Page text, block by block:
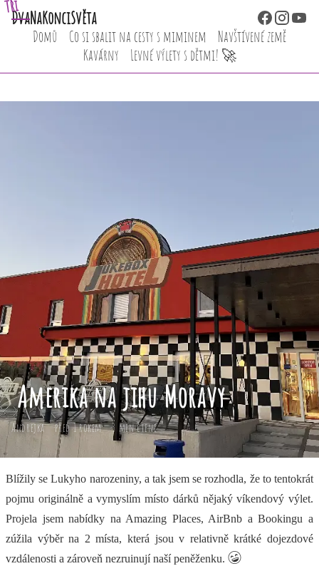
Dva
Tři
NaKonciSvěta
Domů Co si sbalit na cesty s miminem
Navštívené země
Kavárny
Levné výlety s dětmi! 🚀
Amerika na jihu Moravy
Andrejka před 1 rokem 3 min čtení
Blížily se Lukyho narozeniny, a tak jsem se rozhodla, že to tentokrát
pojmu originálně a vymyslím místo dárků nějaký víkendový výlet.
Projela jsem nabídky na Amazing Places, AirBnb a Bookingu a
zúžila výběr na 2 místa, která jsou v relativně krátké dojezdové
vzdálenosti a zároveň nezruinují naší peněženku.